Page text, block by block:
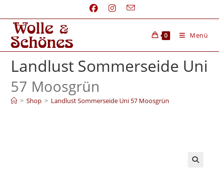
0 Menü
Landlust Sommerseide Uni
57 Moosgrün
> Shop > Landlust Sommerseide Uni 57 Moosgrün